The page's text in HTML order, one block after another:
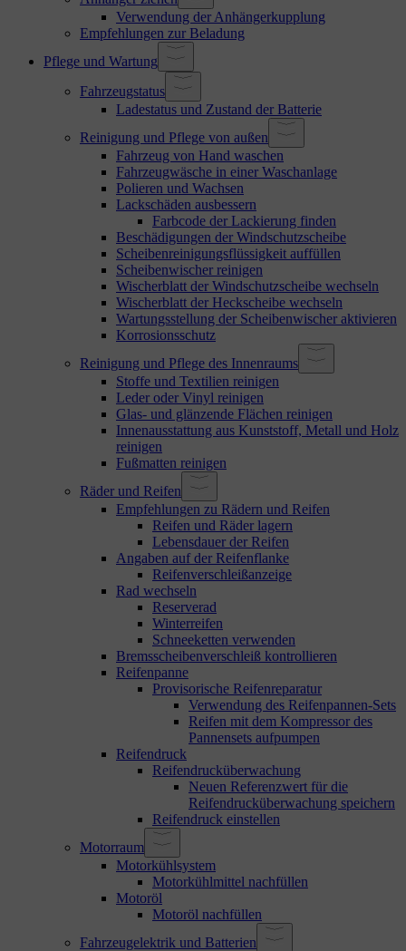
Verwendung der Anhängerkupplung
Empfehlungen zur Beladung
Pflege und Wartung
Fahrzeugstatus
Ladestatus und Zustand der Batterie
Reinigung und Pflege von außen
Fahrzeug von Hand waschen
Fahrzeugwäsche in einer Waschanlage
Polieren und Wachsen
Lackschäden ausbessern
Farbcode der Lackierung finden
Beschädigungen der Windschutzscheibe
Scheibenreinigungsflüssigkeit auffüllen
Scheibenwischer reinigen
Wischerblatt der Windschutzscheibe wechseln
Wischerblatt der Heckscheibe wechseln
Wartungsstellung der Scheibenwischer aktivieren
Korrosionsschutz
Reinigung und Pflege des Innenraums
Stoffe und Textilien reinigen
Leder oder Vinyl reinigen
Glas- und glänzende Flächen reinigen
Innenausstattung aus Kunststoff, Metall und Holz
reinigen
Fußmatten reinigen
Räder und Reifen
Empfehlungen zu Rädern und Reifen
Reifen und Räder lagern
Lebensdauer der Reifen
Angaben auf der Reifenflanke
Reifenverschleißanzeige
Rad wechseln
Reserverad
Winterreifen
Schneeketten verwenden
Bremsscheibenverschleiß kontrollieren
Reifenpanne
Provisorische Reifenreparatur
Verwendung des Reifenpannen-Sets
Reifen mit dem Kompressor des
Pannensets aufpumpen
Reifendruck
Reifendrucküberwachung
Neuen Referenzwert für die
Reifendrucküberwachung speichern
Reifendruck einstellen
Motorraum
Motorkühlsystem
Motorkühlmittel nachfüllen
Motoröl
Motoröl nachfüllen
Fahrzeugelektrik und Batterien